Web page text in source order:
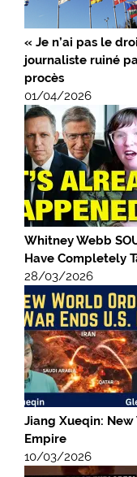
« Je n’ai pas le
journaliste ruiné
procès
01/04/2026
Whitney Webb
Have Completely
28/03/2026
Jiang Xueqin: New
Empire
10/03/2026